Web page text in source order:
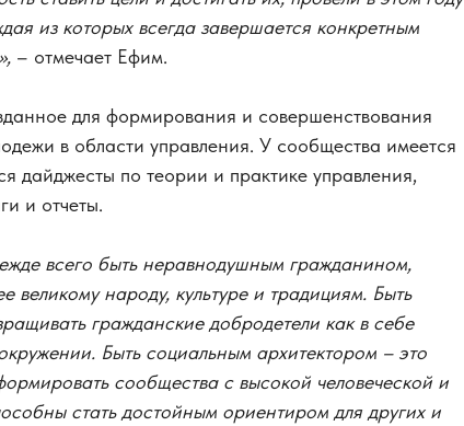
из которых всегда завершается конкретным
– отмечает Ефим.
для формирования и совершенствования
в области управления. У сообщества имеется
дайджесты по теории и практике управления,
и отчеты.
всего быть неравнодушным гражданином,
народу, культуре и традициям. Быть
гражданские добродетели как в себе
Быть социальным архитектором – это
сообщества с высокой человеческой и
стать достойным ориентиром для других и